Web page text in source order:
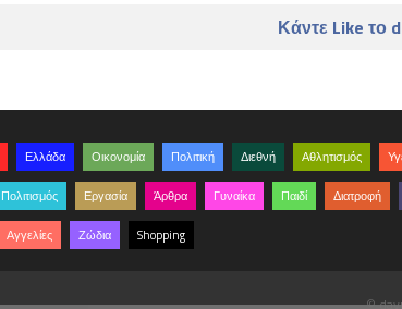
Κάντε Like το
Ελλάδα Οικονομία Πολιτική Διεθνή Αθλητισμός
Πολιτισμός Εργασία Άρθρα Γυναίκα Παιδί Διατροφή
Αγγελίες Ζώδια Shopping
©